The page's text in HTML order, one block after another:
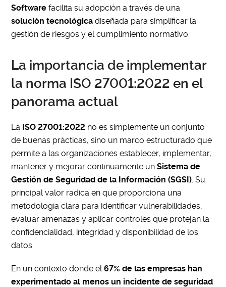
Software facilita su adopción a través de una
solución tecnológica diseñada para simplificar la
gestión de riesgos y el cumplimiento normativo.
La importancia de implementar
la norma ISO 27001:2022 en el
panorama actual
La ISO 27001:2022 no es simplemente un conjunto
de buenas prácticas, sino un marco estructurado que
permite a las organizaciones establecer, implementar,
mantener y mejorar continuamente unSistema de
Gestión de Seguridad de la Información (SGSI) . Su
principal valor radica en que proporciona una
metodología clara para identificar vulnerabilidades,
evaluar amenazas y aplicar controles que protejan la
confidencialidad, integridad y disponibilidad de los
datos.
En un contexto donde el67% de las empresas han
experimentado al menos un incidente de seguridad